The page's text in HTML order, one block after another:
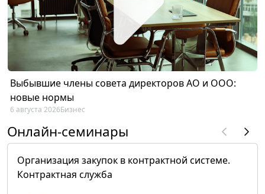
Выбывшие члены совета директоров АО и ООО:
новые нормы
6 августа 2026Бизнес
Онлайн-семинары
Организация закупок в контрактной системе.
Контрактная служба